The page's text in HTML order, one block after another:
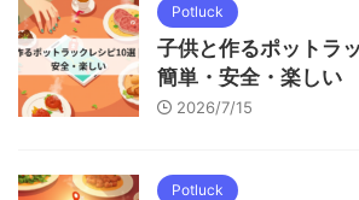
Potluck
子供と作るポットラ
簡単・安全・楽しい
2026/7/15
Potluck